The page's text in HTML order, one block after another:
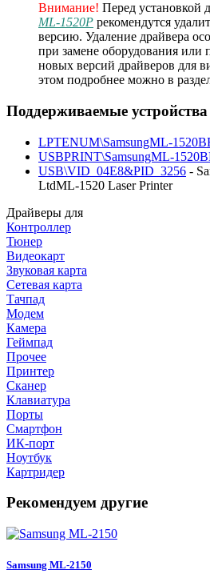
Внимание! Перед установкой
ML-1520P рекомендутся
версию. Удаление драйвера
при замене оборудования или
новых версий драйверов для
этом подробнее можно в
Поддерживаемые
LPTENUM\SamsungML-
USBPRINT\SamsungML-
USB\VID_04E8&PID_3256 -
LtdML-1520 Laser Printer
Драйверы для
Контроллер
Тюнер
Видеокарт
Звуковая карта
Сетевая карта
Тачпад
Модем
Камера
Геймпад
Прочее
Принтер
Сканер
Клавиатура
Порты
Смартфон
ИК-порт
Ноутбук
Картридер
Рекомендуем другие
Samsung ML-2150